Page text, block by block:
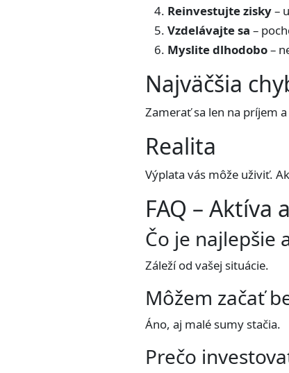
Reinvestujte zisky–
Vzdelávajte sa –
Myslite dlhodobo–
Najväčšia
Zamerať sa len na príjem
Realita
Výplata vás môže uživiť.
FAQ – Aktíva
Čo je najlepšie
Záleží od vašej situácie.
Môžem začať
Áno, aj malé sumy stačia.
Prečo